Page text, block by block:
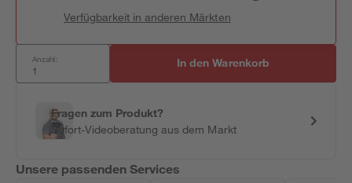
Verfügbarkeit in anderen Märkten
Anzahl: In den Warenkorb
Fragen zum Produkt?
Sofort-Videoberatung aus dem Markt
Unsere passenden Services